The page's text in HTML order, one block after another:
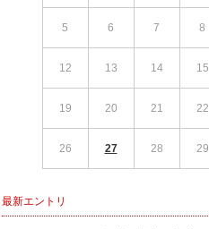
5 6 7 8
12 13 14 15
19 20 21 22
26 27 28 29
最新エントリ